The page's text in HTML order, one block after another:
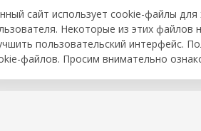
сайт использует cookie-файлы
Некоторые из этих
пользовательский интерфейс.
файлов. Просим внимательно